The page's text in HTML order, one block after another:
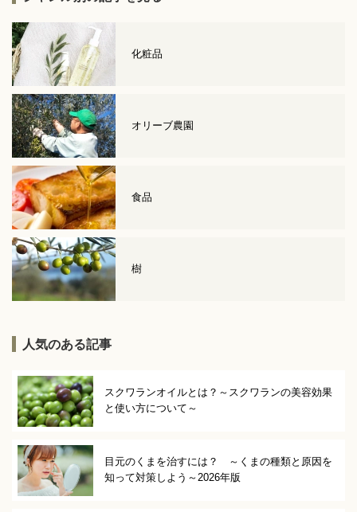
化粧品
オリーブ農園
食品
樹
人気のある記事
スクワランオイルとは？～スクワランの美容効果
と使い方について～
目元のくまを治すには？ ～くまの種類と原因を
知って対策しよう～2026年版